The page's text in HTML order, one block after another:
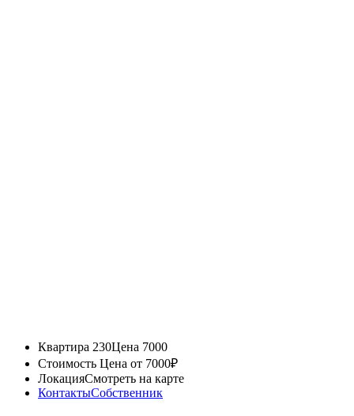
Квартира 230Цена 7000
Стоимость Цена от 7000₽
ЛокацияСмотреть на карте
КонтактыСобственник